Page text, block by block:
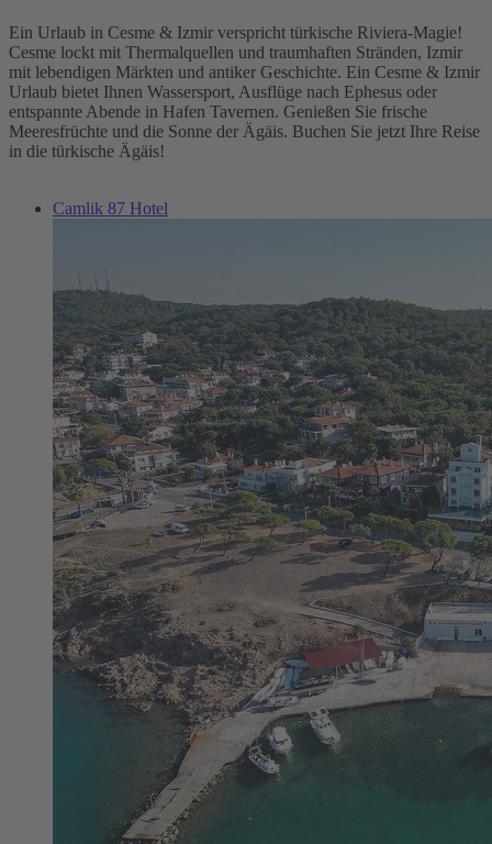
Ein Urlaub in Cesme & Izmir verspricht türkische Riviera-Magie!
Cesme lockt mit Thermalquellen und traumhaften Stränden, Izmir
mit lebendigen Märkten und antiker Geschichte. Ein Cesme & Izmir
Urlaub bietet Ihnen Wassersport, Ausflüge nach Ephesus oder
entspannte Abende in Hafen Tavernen. Genießen Sie frische
Meeresfrüchte und die Sonne der Ägäis. Buchen Sie jetzt Ihre Reise
in die türkische Ägäis!
Camlik 87 Hotel